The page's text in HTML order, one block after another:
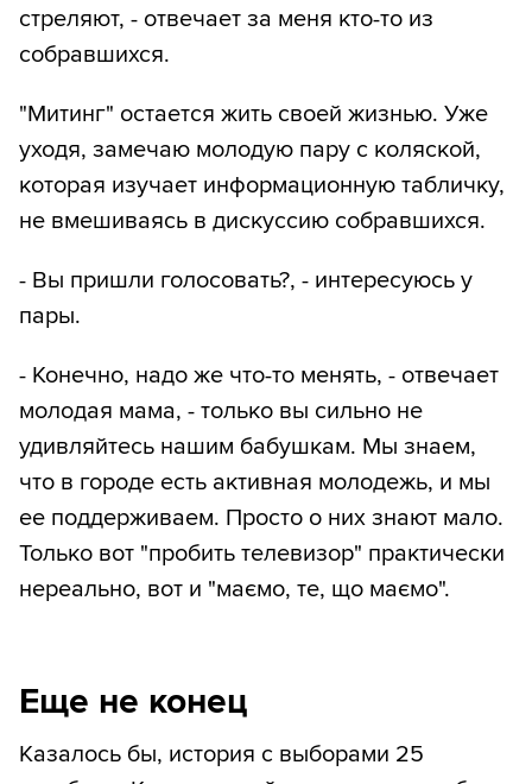
стреляют, - отвечает за меня кто-то из
собравшихся.
"Митинг" остается жить своей жизнью. Уже
уходя, замечаю молодую пару с коляской,
которая изучает информационную табличку,
не вмешиваясь в дискуссию собравшихся.
- Вы пришли голосовать?, - интересуюсь у
пары.
- Конечно, надо же что-то менять, - отвечает
молодая мама, - только вы сильно не
удивляйтесь нашим бабушкам. Мы знаем,
что в городе есть активная молодежь, и мы
ее поддерживаем. Просто о них знают мало.
Только вот "пробить телевизор" практически
нереально, вот и "маємо, те, що маємо".
Еще не конец
Казалось бы, история с выборами 25